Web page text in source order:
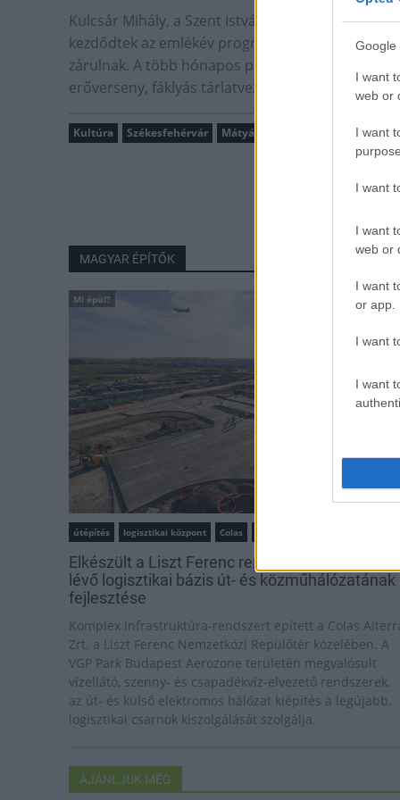
Google
I want
web or
I want
I want
I want
web or
I want
or app.
I want
I want
Kulcsár Mihály, a Szent István Király Múzeum
kezdődtek az emlékév programjai, amelyek
zárulnak. A több hónapos programsorozatban
erőverseny, fáklyás tárlatvezetés várja majd az
Kultúra Székesfehérvár Mátyás-emlékév
MAGYAR ÉPÍTŐK
Mi épül?
útépítés logisztikai központ Colas
Elkészült a Liszt Ferenc repülőtér közelében
lévő logisztikai bázis út- és közműhálózatának
fejlesztése
Komplex infrastruktúra-rendszert épített a Colas
Zrt. a Liszt Ferenc Nemzetközi Repülőtér közelében. A
VGP Park Budapest Aerozone területén megvalósult
vízellátó, szenny- és csapadékvíz-elvezető rendszerek,
az út- és külső elektromos hálózat kiépítés a legújabb,
logisztikai csarnok kiszolgálását szolgálja.
AJÁNLJUK MÉG